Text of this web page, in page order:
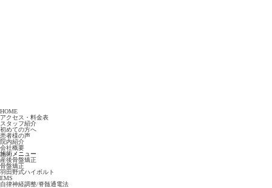
HOME
アクセス・料金表
スタッフ紹介
初めての方へ
患者様の声
院内紹介
会社概要
施術メニュー
産後骨盤矯正
骨盤矯正
羽田野式ハイボルト
EMS
自律神経調整/脊髄通電法